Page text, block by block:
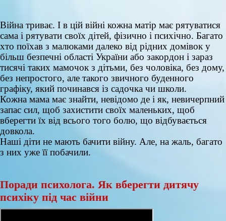
Війна триває. І в цій війні кожна матір має рятуватися
сама і рятувати своїх дітей, фізично і психічно. Багато
хто поїхав з малюками далеко від рідних домівок у
більш безпечні області України або закордон і зараз
тисячі таких мамочок з дітьми, без чоловіка, без дому,
без непростого, але такого звичного буденного
графіку, який починався із садочка чи школи.
Кожна мама має знайти, невідомо де і як, невичерпний
запас сил, щоб захистити своїх маленьких, щоб
вберегти їх від всього того болю, що відбувається
довкола.
Наші діти не мають бачити війну. Але, на жаль, багато
з них уже її побачили.
Поради психолога. Як вберегти дитячу
психіку під час війни